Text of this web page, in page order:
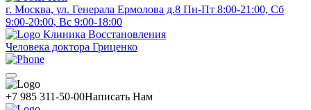
г. Москва, ул. Генерала Ермолова д.8 Пн-Пт 8:00-21:00, Сб
9:00-20:00, Вс 9:00-18:00
Клиника Восстановления
Человека доктора Гриценко
+7 985 311-50-00Написать Нам